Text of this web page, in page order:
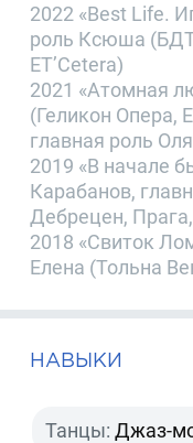
2022 «Best Life.
роль Ксюша
ET’Cetera)
2021 «Атомная
(Геликон Опера,
главная роль Оля
2019 «В начале
Карабанов,
Дебрецен,
2018 «Свиток
Елена (Тольна
НАВЫКИ
Танцы: Джаз-